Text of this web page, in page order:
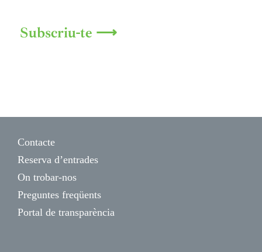
Subscriu-te ⟶
Contacte
Reserva d’entrades
On trobar-nos
Preguntes freqüents
Portal de transparència